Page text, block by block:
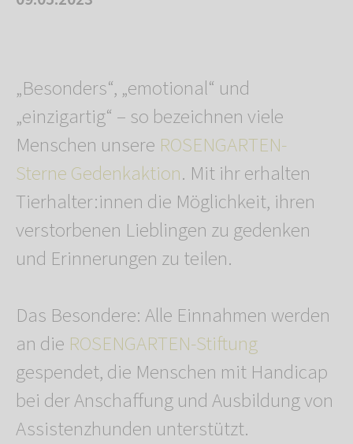
„Besonders“, „emotional“ und
„einzigartig“ – so bezeichnen viele
Menschen unsere ROSENGARTEN-
Sterne Gedenkaktion. Mit ihr erhalten
Tierhalter:innen die Möglichkeit, ihren
verstorbenen Lieblingen zu gedenken
und Erinnerungen zu teilen.
Das Besondere: Alle Einnahmen werden
an die ROSENGARTEN-Stiftung
gespendet, die Menschen mit Handicap
bei der Anschaffung und Ausbildung von
Assistenzhunden unterstützt.